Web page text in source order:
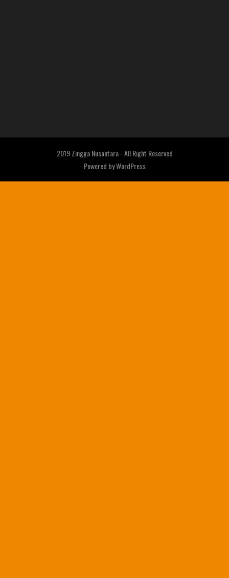
2019 Zingga Nusantara - All Right Reserved
Powered byWordPress